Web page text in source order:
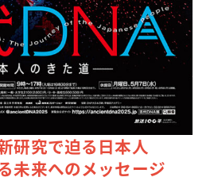
研究で迫る日本人
未来へのメッセージ